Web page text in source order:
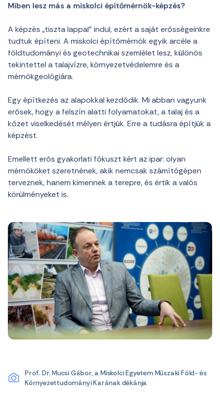
Miben lesz más a miskolci építőmérnök-képzés?
A képzés „tiszta lappal” indul, ezért a saját erősségeinkre
tudtuk építeni. A miskolci építőmérnök egyik arcéle a
földtudományi és geotechnikai szemlélet lesz, különös
tekintettel a talajvízre, környezetvédelemre és a
mérnökgeológiára.
Egy építkezés az alapokkal kezdődik. Mi abban vagyunk
erősek, hogy a felszín alatti folyamatokat, a talaj és a
kőzet viselkedését mélyen értjük. Erre a tudásra építjük a
képzést.
Emellett erős gyakorlati fókuszt kért az ipar: olyan
mérnököket szeretnének, akik nemcsak számítógépen
terveznek, hanem kimennek a terepre, és értik a valós
körülményeket is.
Prof. Dr. Mucsi Gábor, a Miskolci Egyetem Műszaki Föld- és
Környezettudományi Karának dékánja